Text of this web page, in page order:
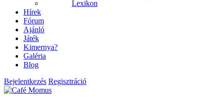
Lexikon
Hírek
Fórum
Ajánló
Játék
Kimernya?
Galéria
Blog
Bejelentkezés Regisztráció